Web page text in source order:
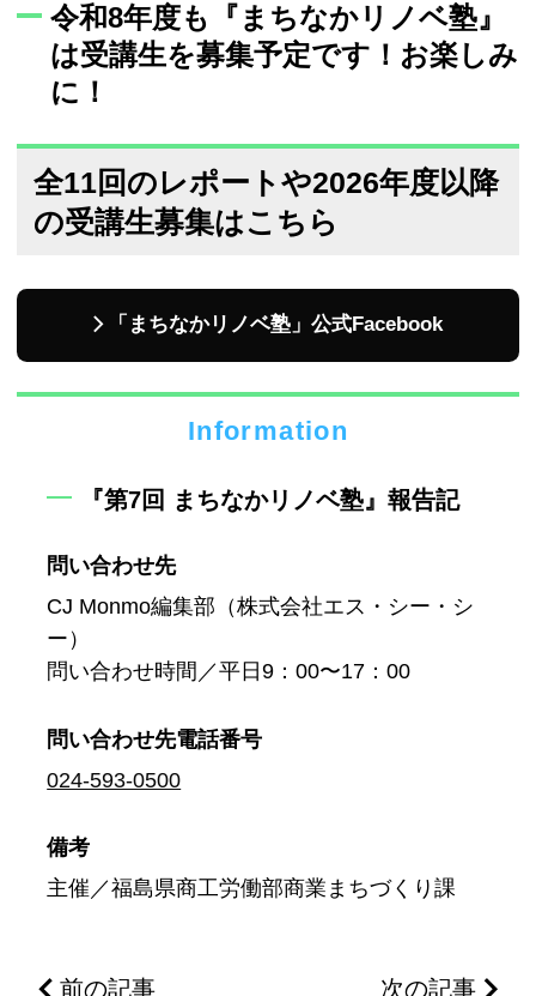
令和8年度も『まちなかリノベ塾』
は受講生を募集予定です！お楽しみ
に！
全11回のレポートや2026年度以降
の受講生募集はこちら
「まちなかリノベ塾」公式Facebook
Information
『第7回 まちなかリノベ塾』報告記
問い合わせ先
CJ Monmo編集部（株式会社エス・シー・シ
ー）
問い合わせ時間／平日9：00〜17：00
問い合わせ先電話番号
024-593-0500
備考
主催／福島県商工労働部商業まちづくり課
前の記事 次の記事